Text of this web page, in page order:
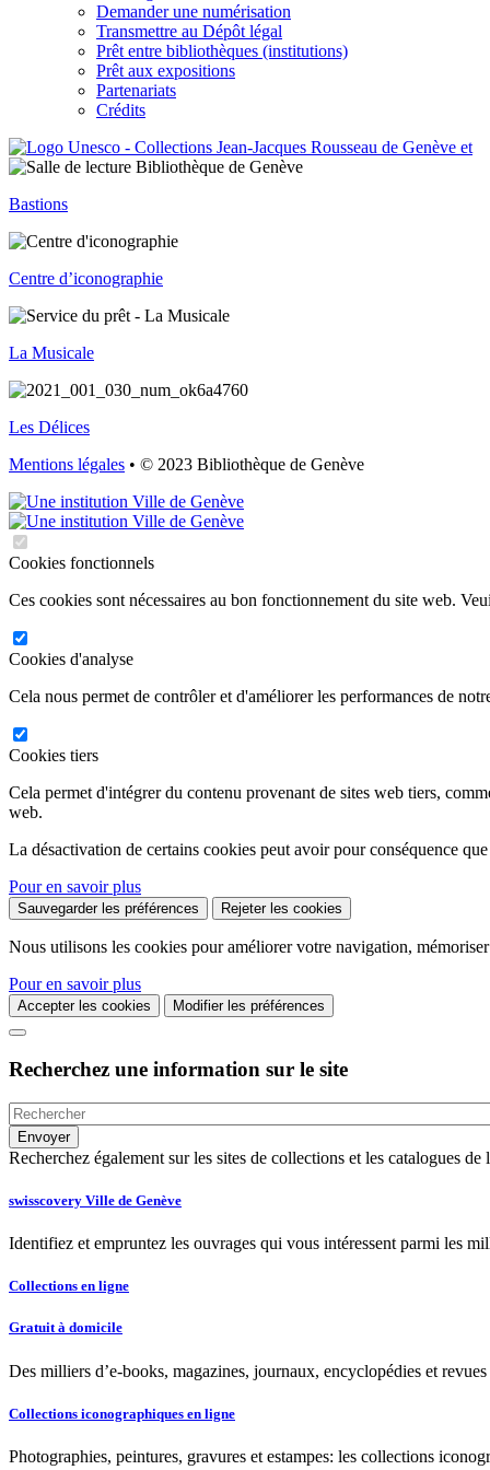
Demander une numérisation
Transmettre au Dépôt légal
Prêt entre bibliothèques (institutions)
Prêt aux expositions
Partenariats
Crédits
Bastions
Centre d’iconographie
La Musicale
Les Délices
Mentions légales • © 2023 Bibliothèque de Genève
Cookies fonctionnels
Ces cookies sont nécessaires au bon fonctionnement du site web.
Cookies d'analyse
Cela nous permet de contrôler et d'améliorer les performances de
Cookies tiers
Cela permet d'intégrer du contenu provenant de sites web tiers,
web.
La désactivation de certains cookies peut avoir pour conséquence
Pour en savoir plus
Sauvegarder les préférences Rejeter les cookies
Nous utilisons les cookies pour améliorer votre navigation,
Pour en savoir plus
Accepter les cookies Modifier les préférences
Recherchez une information sur le site
Recherchez également sur les sites de collections et les catalogues
swisscovery Ville de Genève
Identifiez et empruntez les ouvrages qui vous intéressent parmi les
Collections en ligne
Gratuit à domicile
Des milliers d’e-books, magazines, journaux, encyclopédies et
Collections iconographiques en ligne
Photographies, peintures, gravures et estampes: les collections